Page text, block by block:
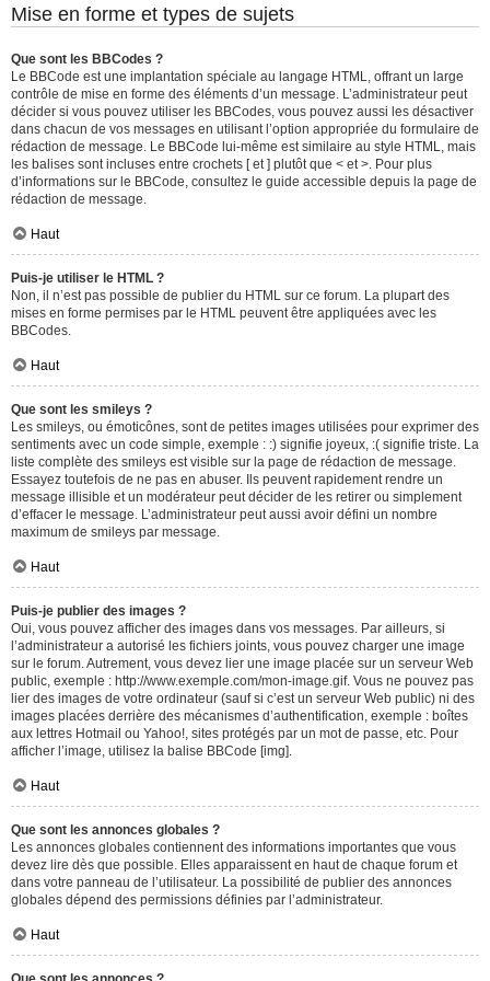
Mise en forme et types de sujets
Que sont les BBCodes ?
Le BBCode est une implantation spéciale au langage HTML, offrant un large
contrôle de mise en forme des éléments d’un message. L’administrateur peut
décider si vous pouvez utiliser les BBCodes, vous pouvez aussi les désactiver
dans chacun de vos messages en utilisant l’option appropriée du formulaire de
rédaction de message. Le BBCode lui-même est similaire au style HTML, mais
les balises sont incluses entre crochets [ et ] plutôt que < et >. Pour plus
d’informations sur le BBCode, consultez le guide accessible depuis la page de
rédaction de message.
Haut
Puis-je utiliser le HTML ?
Non, il n’est pas possible de publier du HTML sur ce forum. La plupart des
mises en forme permises par le HTML peuvent être appliquées avec les
BBCodes.
Haut
Que sont les smileys ?
Les smileys, ou émoticônes, sont de petites images utilisées pour exprimer des
sentiments avec un code simple, exemple : :) signifie joyeux, :( signifie triste. La
liste complète des smileys est visible sur la page de rédaction de message.
Essayez toutefois de ne pas en abuser. Ils peuvent rapidement rendre un
message illisible et un modérateur peut décider de les retirer ou simplement
d’effacer le message. L’administrateur peut aussi avoir défini un nombre
maximum de smileys par message.
Haut
Puis-je publier des images ?
Oui, vous pouvez afficher des images dans vos messages. Par ailleurs, si
l’administrateur a autorisé les fichiers joints, vous pouvez charger une image
sur le forum. Autrement, vous devez lier une image placée sur un serveur Web
public, exemple : http://www.exemple.com/mon-image.gif. Vous ne pouvez pas
lier des images de votre ordinateur (sauf si c’est un serveur Web public) ni des
images placées derrière des mécanismes d’authentification, exemple : boîtes
aux lettres Hotmail ou Yahoo!, sites protégés par un mot de passe, etc. Pour
afficher l’image, utilisez la balise BBCode [img].
Haut
Que sont les annonces globales ?
Les annonces globales contiennent des informations importantes que vous
devez lire dès que possible. Elles apparaissent en haut de chaque forum et
dans votre panneau de l’utilisateur. La possibilité de publier des annonces
globales dépend des permissions définies par l’administrateur.
Haut